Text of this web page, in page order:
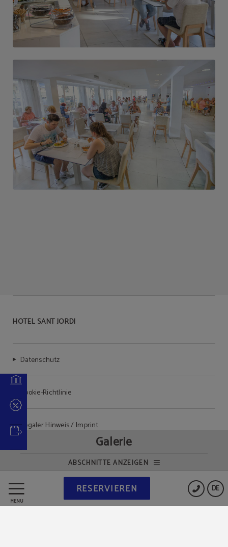
MENÜ
DE
RESERVIEREN
Galerie
ABSCHNITTE ANZEIGEN
HOTEL SANT JORDI
Datenschutz
Cookie-Richtlinie
Legaler Hinweis / Imprint
Powered by Keytel
Sicherer Kauf